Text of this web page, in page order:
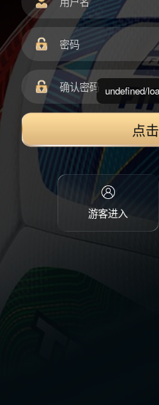
点
游客进入
undefined/